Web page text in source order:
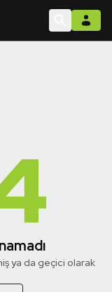
ya da geçici olarak